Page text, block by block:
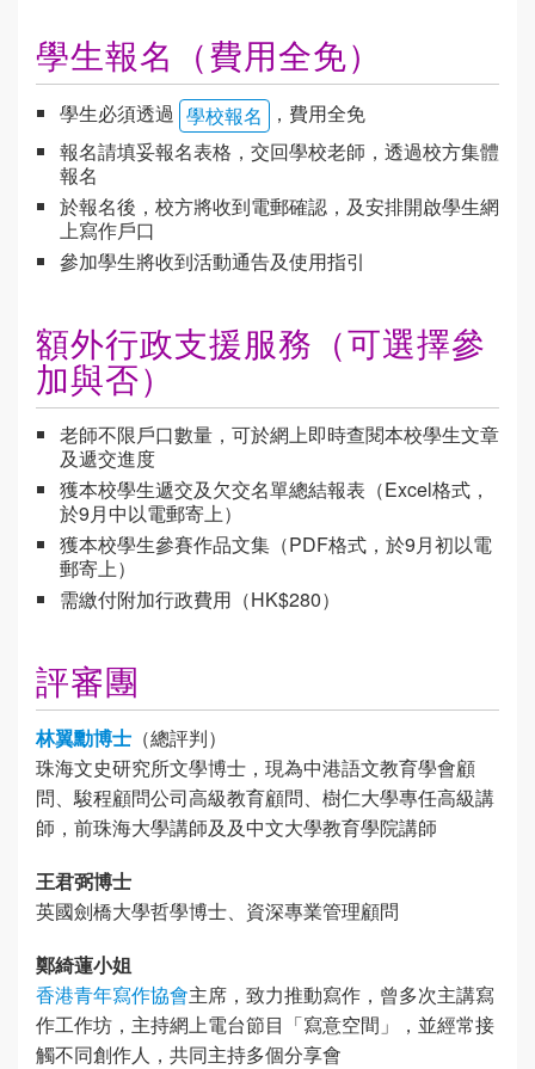
學生報名（費用全免）
學生必須透過 學校報名
，費用全免
報名請填妥報名表格，交回學校老師，透過校方集體
報名
於報名後，校方將收到電郵確認，及安排開啟學生網
上寫作戶口
參加學生將收到活動通告及使用指引
額外行政支援服務（可選擇參
加與否）
老師不限戶口數量，可於網上即時查閱本校學生文章
及遞交進度
獲本校學生遞交及欠交名單總結報表（Excel格式，
於9月中以電郵寄上）
獲本校學生參賽作品文集（PDF格式，於9月初以電
郵寄上）
需繳付附加行政費用（HK$280）
評審團
林翼勳博士 （總評判）
珠海文史研究所文學博士，現為中港語文教育學會顧
問、駿程顧問公司高級教育顧問、樹仁大學專任高級講
師，前珠海大學講師及及中文大學教育學院講師
王君弼博士
英國劍橋大學哲學博士、資深專業管理顧問
鄭綺蓮小姐
香港青年寫作協會主席，致力推動寫作，曾多次主講寫
作工作坊，主持網上電台節目「寫意空間」，並經常接
觸不同創作人，共同主持多個分享會